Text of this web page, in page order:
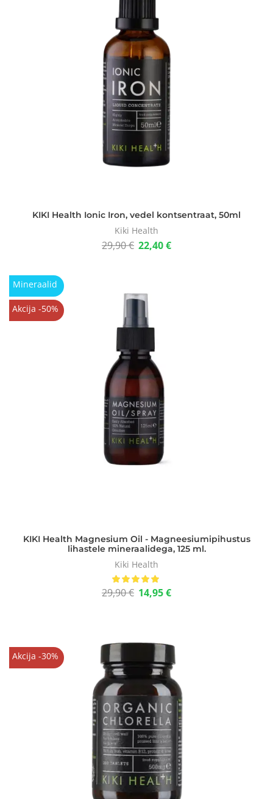
KIKI Health Ionic Iron, vedel kontsentraat, 50ml
Kiki Health
29,90€ 22,40€
Mineraalid
Akcija -50%
KIKI Health Magnesium Oil - Magneesiumipihustus
lihastele mineraalidega, 125 ml.
Kiki Health
29,90€ 14,95€
Akcija -30%